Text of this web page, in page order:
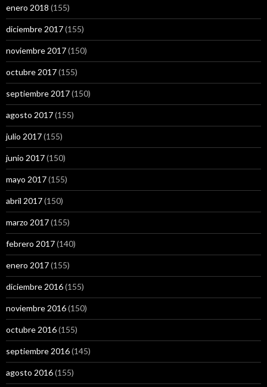
enero 2018 (155)
diciembre 2017(155)
noviembre 2017(150)
octubre 2017(155)
septiembre 2017(150)
agosto 2017(155)
julio 2017(155)
junio 2017(150)
mayo 2017(155)
abril 2017(150)
marzo 2017(155)
febrero 2017(140)
enero 2017(155)
diciembre 2016(155)
noviembre 2016(150)
octubre 2016(155)
septiembre 2016(145)
agosto 2016(155)